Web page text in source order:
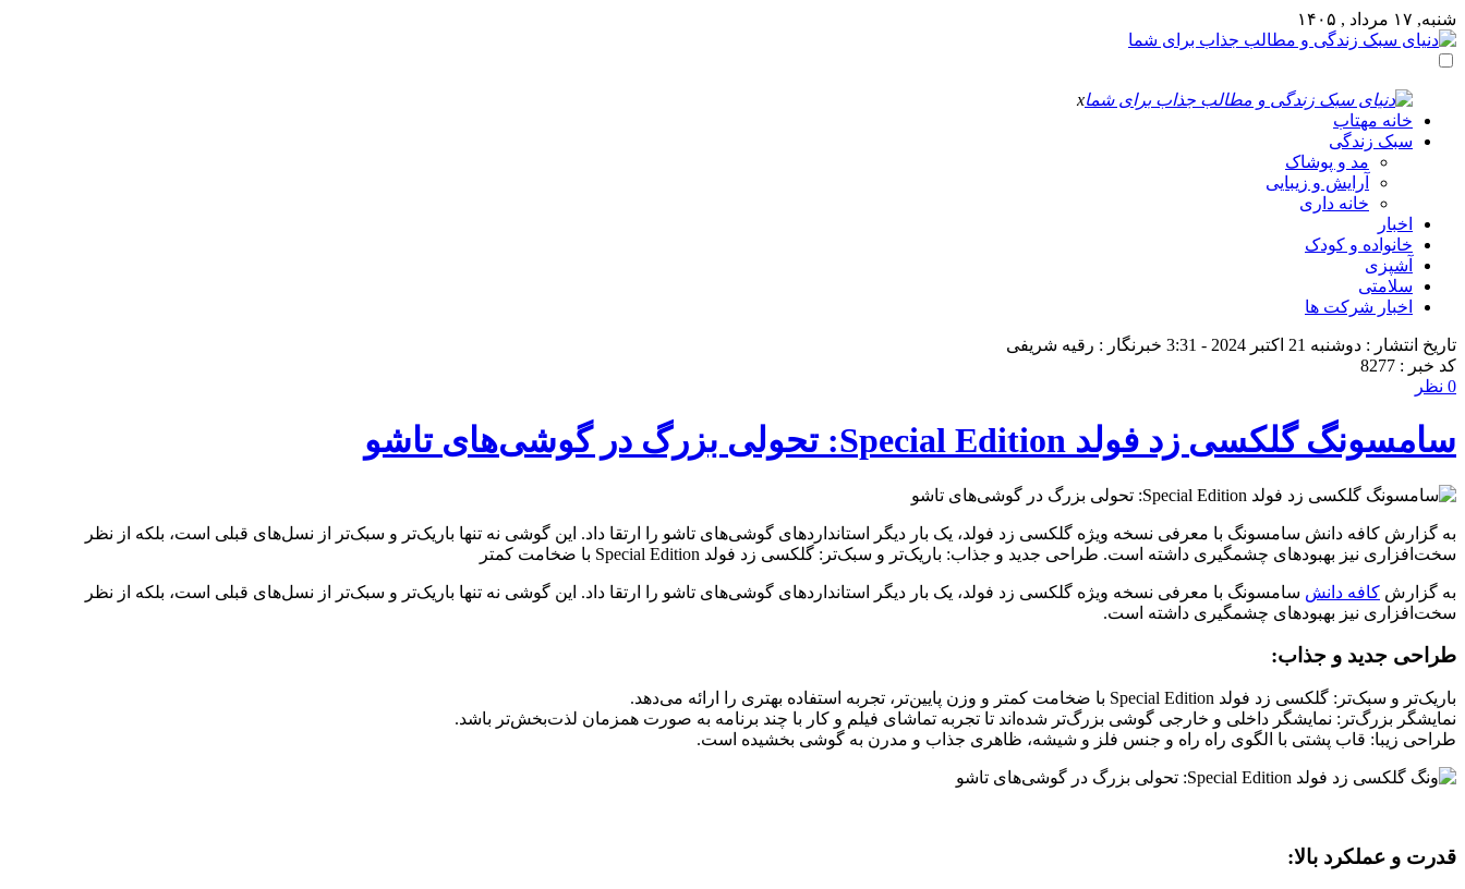
شنبه, ۱۷ مرداد , ۱۴۰۵
x
خانه مهتاب
سبک زندگی
مد و پوشاک
آرایش و زیبایی
خانه داری
اخبار
خانواده و کودک
آشپزی
سلامتی
اخبار شرکت ها
تاریخ انتشار : دوشنبه 21 اکتبر 2024 - 3:31
خبرنگار : رقیه شریفی
کد خبر : 8277
0 نظر
سامسونگ گلکسی زد فولد Special Edition: تحولی بزرگ در گوشی‌های تاشو
به گزارش کافه دانش سامسونگ با معرفی نسخه ویژه گلکسی زد فولد، یک بار دیگر استانداردهای گوشی‌های تاشو را ارتقا داد. این گوشی نه تنها باریک‌تر و سبک‌تر از نسل‌های قبلی است، بلکه از نظر
سخت‌افزاری نیز بهبودهای چشمگیری داشته است. طراحی جدید و جذاب: باریک‌تر و سبک‌تر: گلکسی زد فولد Special Edition با ضخامت کمتر
به گزارش کافه دانش سامسونگ با معرفی نسخه ویژه گلکسی زد فولد، یک بار دیگر استانداردهای گوشی‌های تاشو را ارتقا داد. این گوشی نه تنها باریک‌تر و سبک‌تر از نسل‌های قبلی است، بلکه از نظر
سخت‌افزاری نیز بهبودهای چشمگیری داشته است.
طراحی جدید و جذاب:
باریک‌تر و سبک‌تر: گلکسی زد فولد Special Edition با ضخامت کمتر و وزن پایین‌تر، تجربه استفاده بهتری را ارائه می‌دهد.
نمایشگر بزرگ‌تر: نمایشگر داخلی و خارجی گوشی بزرگ‌تر شده‌اند تا تجربه تماشای فیلم و کار با چند برنامه به صورت همزمان لذت‌بخش‌تر باشد.
طراحی زیبا: قاب پشتی با الگوی راه راه و جنس فلز و شیشه، ظاهری جذاب و مدرن به گوشی بخشیده است.
قدرت و عملکرد بالا: